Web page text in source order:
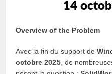
14
Overview of the Problem
Avec la fin du support de
octobre 2025 , de